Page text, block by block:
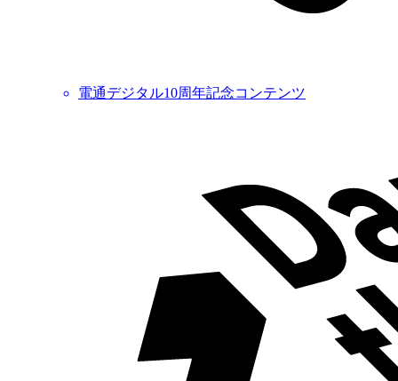
電通デジタル10周年記念コンテンツ